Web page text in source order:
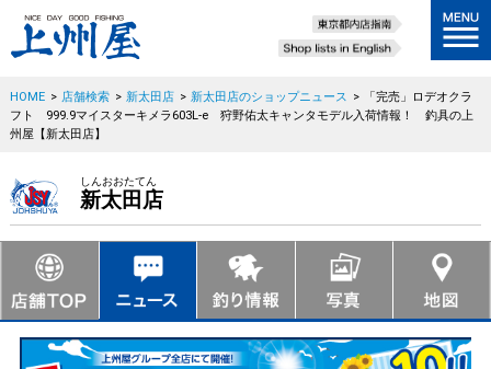
HOME > 店舗検索 > 新太田店 > 新太田店のショップニュース >
「完売」ロデオクラ
フト 999.9マイスターキメラ603L-e 狩野佑太キャンタモデル入荷情報！ 釣具の上
州屋【新太田店】
しんおおたてん
新太田店